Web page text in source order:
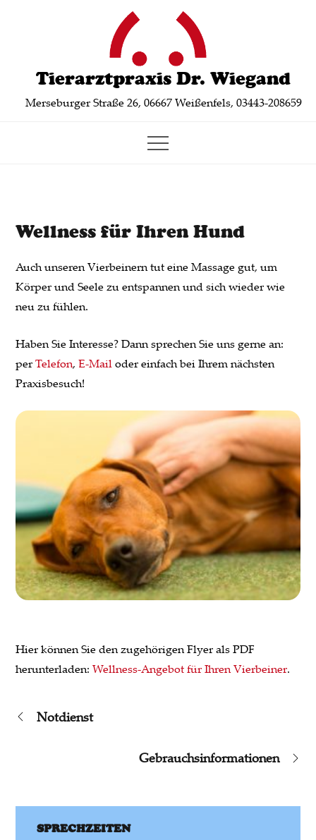
Tierarztpraxis Dr. Wiegand
Merseburger Straße 26, 06667 Weißenfels, 03443-208659
Wellness für Ihren Hund
Auch unseren Vierbeinern tut eine Massage gut, um
Körper und Seele zu entspannen und sich wieder wie
neu zu fühlen.
Haben Sie Interesse? Dann sprechen Sie uns gerne an:
perTelefon,E-Mailoder einfach bei Ihrem nächsten
Praxisbesuch!
Hier können Sie den zugehörigen Flyer als PDF
herunterladen:Wellness-Angebot für Ihren Vierbeiner.
Beitragsnavigation
Notdienst
Gebrauchsinformationen
SPRECHZEITEN